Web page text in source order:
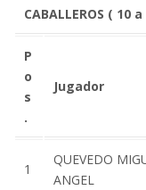
CABALLEROS ( 10 a
P
o
s
.
Jugador
1
QUEVEDO
ANGEL